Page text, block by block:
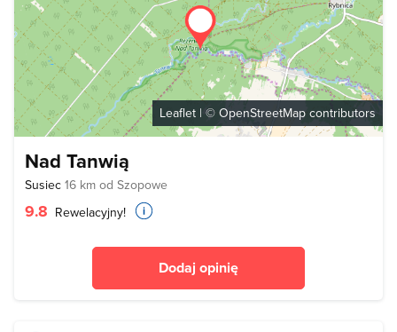
Leaflet | © OpenStreetMap contributors
Nad Tanwią
Susiec 16 km od Szopowe
9.8 Rewelacyjny!
Dodaj opinię